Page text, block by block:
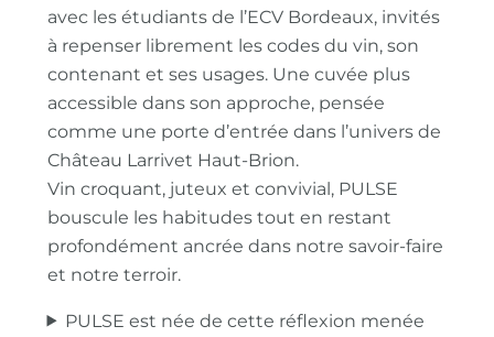
avec les étudiants de l’ECV Bordeaux, invités
à repenser librement les codes du vin, son
contenant et ses usages. Une cuvée plus
accessible dans son approche, pensée
comme une porte d’entrée dans l’univers de
Château Larrivet Haut-Brion.
Vin croquant, juteux et convivial, PULSE
bouscule les habitudes tout en restant
profondément ancrée dans notre savoir-faire
et notre terroir.
PULSE est née de cette réflexion menée